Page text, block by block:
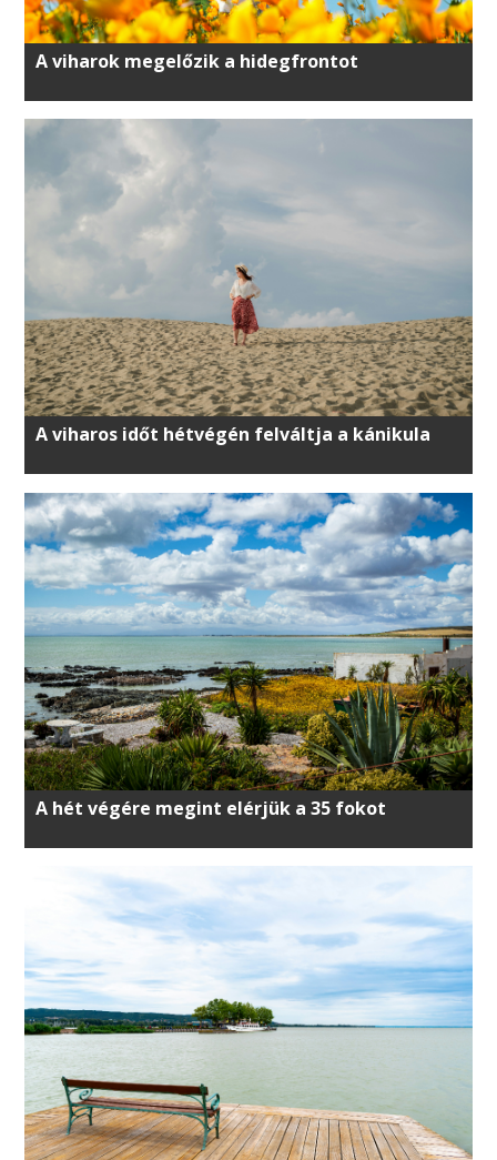
A viharok megelőzik a hidegfrontot
A viharos időt hétvégén felváltja a kánikula
A hét végére megint elérjük a 35 fokot